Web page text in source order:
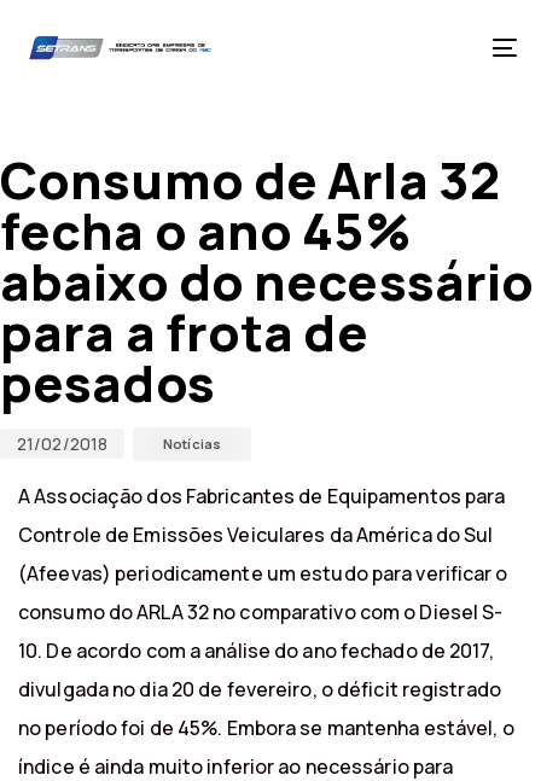
primary
Consumo de Arla 32
fecha o ano 45%
abaixo do necessário
para a frota de
pesados
21/02/2018 Notícias
A Associação dos Fabricantes de Equipamentos para
Controle de Emissões Veiculares da América do Sul
(Afeevas) periodicamente um estudo para verificar o
consumo do ARLA 32 no comparativo com o Diesel S-
10. De acordo com a análise do ano fechado de 2017,
divulgada no dia 20 de fevereiro, o déficit registrado
no período foi de 45%. Embora se mantenha estável, o
índice é ainda muito inferior ao necessário para